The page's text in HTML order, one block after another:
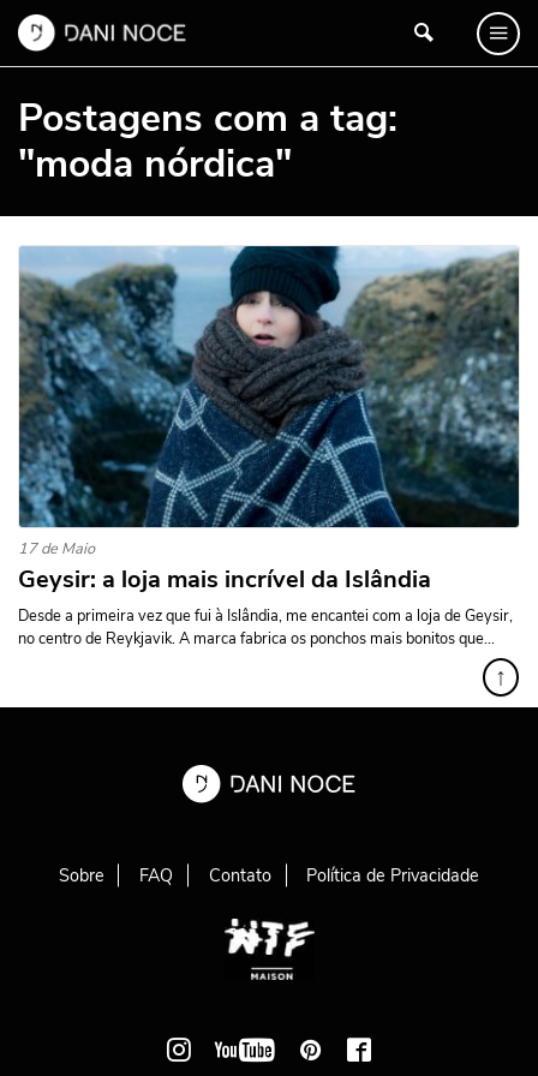
Postagens com a tag:
"moda nórdica"
17 de Maio
Geysir: a loja mais incrível da Islândia
Desde a primeira vez que fui à Islândia, me encantei com a loja de Geysir,
no centro de Reykjavik. A marca fabrica os ponchos mais bonitos que...
↑
Sobre FAQ Contato Política de Privacidade